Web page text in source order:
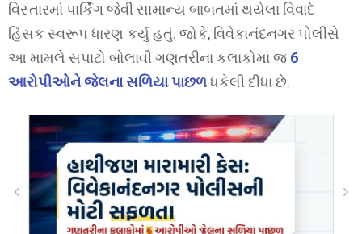
વિસ્તારમાં પાર્કિંગ જેવી સામાન્ય બાબતમાં થયેલા વિવાદે
હિંસક સ્વરૂપ ધારણ કર્યું હતું. જોકે, વિવેકાનંદનગર પોલીસે
આ મામલે સપાટો બોલાવી ગણતરીના કલાકોમાં જ 6
આરોપીઓને જેલના સળિયા પાછળધકેલી દીધા છે.